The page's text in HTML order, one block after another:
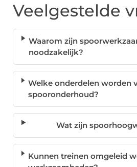
Veelgestelde
Waarom zijn
noodzakelijk?
Welke onderdelen worden
spooronderhoud?
Wat zijn
Kunnen treinen omgeleid